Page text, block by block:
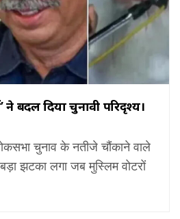
ने बदल दिया चुनावी परिदृश्य।
चुनाव के नतीजे चौंकाने वाले
झटका लगा जब मुस्लिम वोटरों